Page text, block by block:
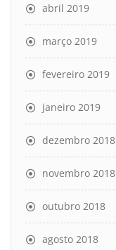
abril 2019
março 2019
fevereiro 2019
janeiro 2019
dezembro 2018
novembro 2018
outubro 2018
agosto 2018